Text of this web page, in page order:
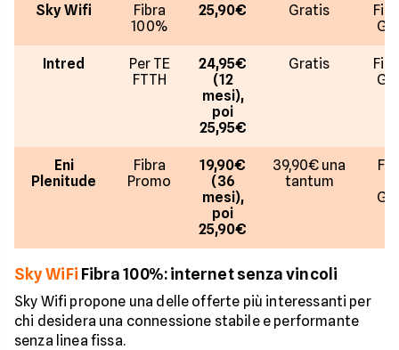
Sky Wifi
Fibra
100%
25,90€ Gratis
Intred
Per TE
FTTH
24,95€
(12
mesi),
poi
25,95€
Gratis
Eni
Plenitude
Fibra
Promo
19,90€
(36
mesi),
poi
25,90€
39,90€ una
tantum
Sky WiFi Fibra 100%: internet senza vincoli
Sky Wifi propone una delle offerte più interessanti per
chi desidera una connessione stabile e performante
senza linea fissa.